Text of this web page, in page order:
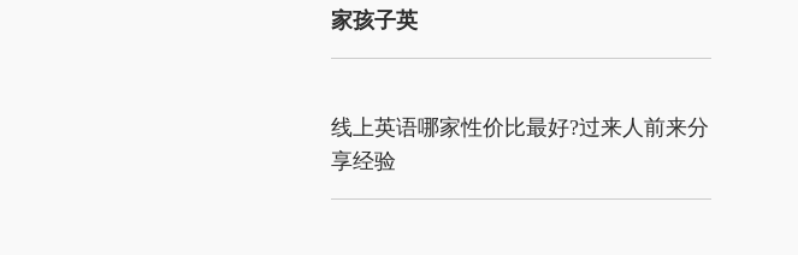
家孩子英
线上英语哪家性价比最好?过来人前来分
享经验